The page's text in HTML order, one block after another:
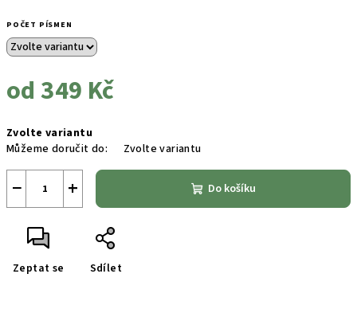
POČET PÍSMEN
od349 Kč
cena:
Zvolte variantu
Můžeme doručit do:
Zvolte variantu
+
− Do košíku
Zeptat se Sdílet